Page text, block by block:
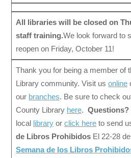
All libraries will be closed on
staff training.We look forward to
reopen on Friday, October 11!
Thank you for being a member of
Library community. Visit us online
our branches. Be sure to check
County Library here. Questions?
local library or click here to send
de Libros Prohibidos El 22-28
Semana de los Libros